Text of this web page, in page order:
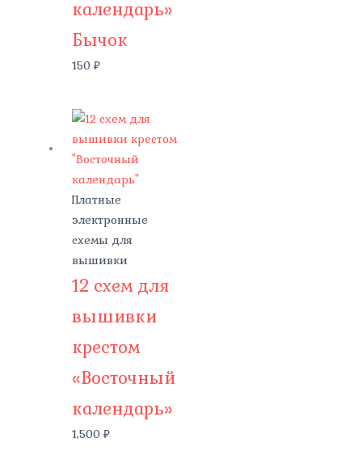
календарь»
Бычок
150₽
Платные
электронные
схемы для
вышивки
12 схем для
вышивки
крестом
«Восточный
календарь»
1,500₽